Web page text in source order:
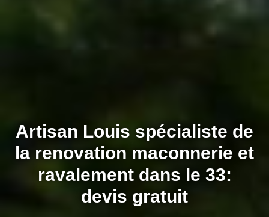
Artisan Louis spécialiste de
la renovation maconnerie et
ravalement dans le 33:
devis gratuit